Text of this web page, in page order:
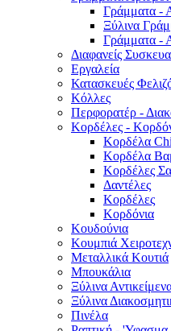
Γράμματα -
Ξύλινα
Γράμματα -
Διαφανείς
Εργαλεία
Κατασκευές
Κόλλες
Περφορατέρ -
Κορδέλες -
Κορδέλα
Κορδέλα
Κορδέλες
Δαντέλες
Κορδέλες
Κορδόνια
Κουδούνια
Κουμπιά
Μεταλλικά Κουτιά
Μπουκάλια
Ξύλινα
Ξύλινα
Πινέλα